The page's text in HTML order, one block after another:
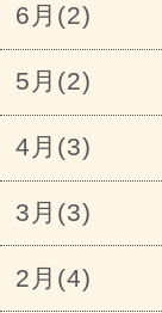
6月(2)
5月(2)
4月(3)
3月(3)
2月(4)